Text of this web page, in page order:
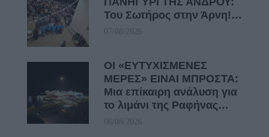
Του Σωτήρος στην Άρνη!…
07/08/2026
ΟΙ «ΕΥΤΥΧΙΣΜΕΝΕΣ
ΜΕΡΕΣ» ΕΙΝΑΙ ΜΠΡΟΣΤΑ:
Μια επίκαιρη ανάλυση για
το λιμάνι της Ραφήνας…
06/08/2026